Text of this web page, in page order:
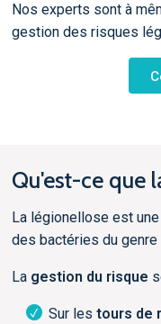
Nos experts sont à
gestion des risques
Qu'est-ce que
La légionellose est
des bactéries du
La gestion du risque
Sur lestours de